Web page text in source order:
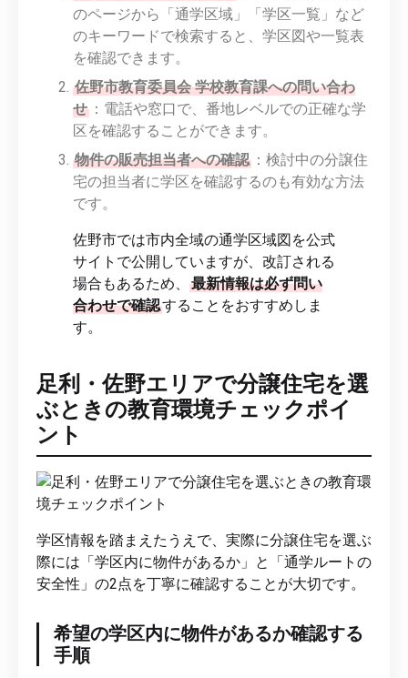
のページから「通学区域」「学区一覧」など
のキーワードで検索すると、学区図や一覧表
を確認できます。
佐野市教育委員会 学校教育課への問い合わ
せ ：電話や窓口で、番地レベルでの正確な学
区を確認することができます。
物件の販売担当者への確認 ：検討中の分譲住
宅の担当者に学区を確認するのも有効な方法
です。
佐野市では市内全域の通学区域図を公式
サイトで公開していますが、改訂される
場合もあるため、
最新情報は必ず問い
合わせで確認することをおすすめしま
す。
足利・佐野エリアで分譲住宅を選
ぶときの教育環境チェックポイ
ント
学区情報を踏まえたうえで、実際に分譲住宅を選ぶ
際には「学区内に物件があるか」と「通学ルートの
安全性」の2点を丁寧に確認することが大切です。
希望の学区内に物件があるか確認する
手順